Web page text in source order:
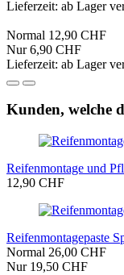
Lieferzeit: ab Lager
Normal 12,90 CHF
Nur 6,90 CHF
Lieferzeit: ab Lager
Kunden, welche
Reifenmontage und
12,90 CHF
Reifenmontagepaste
Normal 26,00 CHF
Nur 19,50 CHF